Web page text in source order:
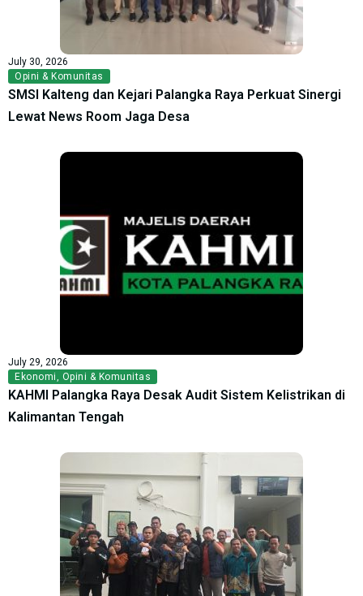
July 30, 2026
Opini & Komunitas
SMSI Kalteng dan Kejari Palangka Raya Perkuat Sinergi
Lewat News Room Jaga Desa
July 29, 2026
Ekonomi
Opini & Komunitas
KAHMI Palangka Raya Desak Audit Sistem Kelistrikan di
Kalimantan Tengah